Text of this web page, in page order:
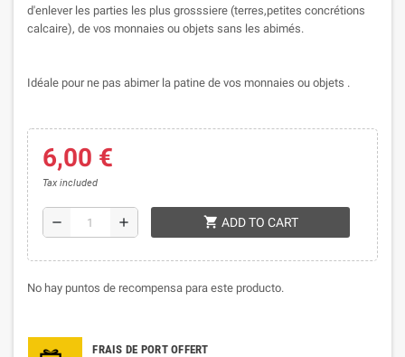
d'enlever les parties les plus grosssiere (terres,petites concrétions
calcaire), de vos monnaies ou objets sans les abimés.
Idéale pour ne pas abimer la patine de vos monnaies ou objets .
6,00 €
Tax included
remove add shopping_cart ADD TO CART
No hay puntos de recompensa para este producto.
FRAIS DE PORT OFFERT